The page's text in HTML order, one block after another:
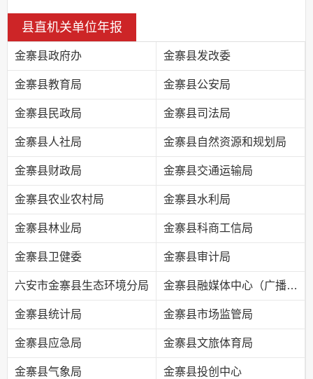
县直机关单位年报
金寨县政府办 金寨县发改委
金寨县教育局 金寨县公安局
金寨县民政局 金寨县司法局
金寨县人社局 金寨县自然资源和规划局
金寨县财政局 金寨县交通运输局
金寨县农业农村局 金寨县水利局
金寨县林业局 金寨县科商工信局
金寨县卫健委 金寨县审计局
六安市金寨县生态环境分局 金寨县融媒体中心（广播电视台）
金寨县统计局 金寨县市场监管局
金寨县应急局 金寨县文旅体育局
金寨县气象局 金寨县投创中心